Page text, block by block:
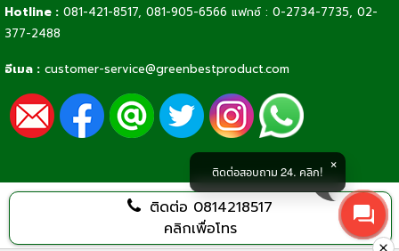
Hotline : 081-421-8517, 081-905-6566 แฟกซ์ : 0-2734-7735, 02-
377-2488
อีเมล : customer-service@greenbestproduct.com
ติดต่อ 0814218517
คลิกเพื่อโทร
ติดต่อสอบถาม 24. คลิก!